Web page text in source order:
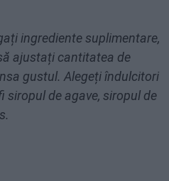
ingrediente suplimentare,
ajustați cantitatea de
gustul. Alegeți îndulcitori
siropul de agave, siropul de